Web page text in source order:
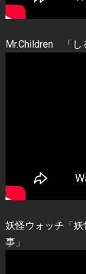
Mr.Children 「し
妖怪ウォッチ「
事」